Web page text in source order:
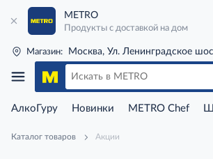
METRO
Продукты с доставкой на дом
Магазин: Москва, Ул. Ленинградское
АлкоГуру Новинки METRO Chef
Каталог товаров Акции